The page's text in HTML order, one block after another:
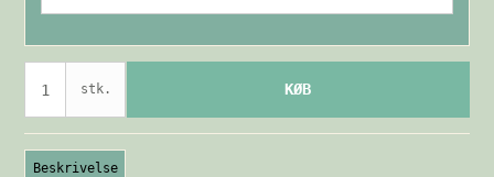
stk. KØB
Beskrivelse